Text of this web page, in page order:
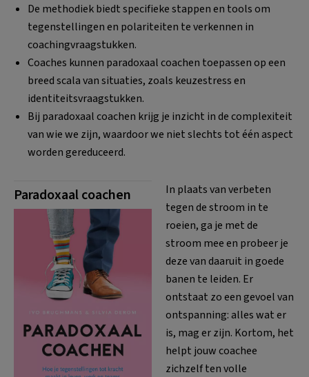
De methodiek biedt specifieke stappen en tools om
tegenstellingen en polariteiten te verkennen in
coachingvraagstukken.
Coaches kunnen paradoxaal coachen toepassen op een
breed scala van situaties, zoals keuzestress en
identiteitsvraagstukken.
Bij paradoxaal coachen krijg je inzicht in de complexiteit
van wie we zijn, waardoor we niet slechts tot één aspect
worden gereduceerd.
Paradoxaal coachen
In plaats van verbeten
tegen de stroom in te
roeien, ga je met de
stroom mee en probeer je
deze van daaruit in goede
banen te leiden. Er
ontstaat zo een gevoel van
ontspanning: alles wat er
is, mag er zijn. Kortom, het
helpt jouw coachee
zichzelf ten volle